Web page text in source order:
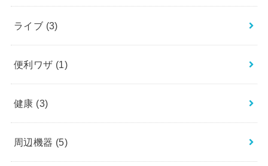
ライブ (3)
便利ワザ (1)
健康 (3)
周辺機器 (5)